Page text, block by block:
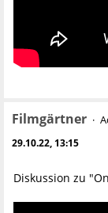
Filmgärtner
29.10.22, 13:15
Diskussion zu